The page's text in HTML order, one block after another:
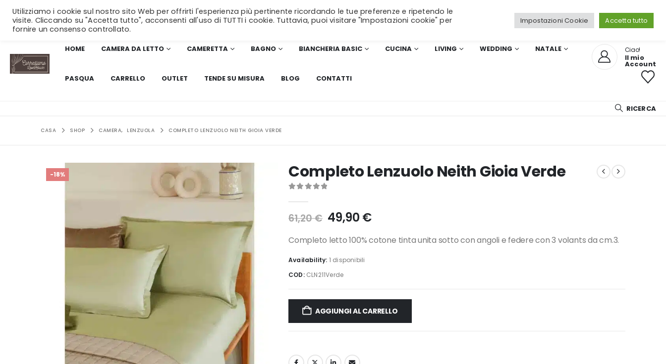
SPEDIZIONE GRATUITAper ordini superiori a 99€!
HOME CAMERA DA LETTO CAMERETTA BAGNO BIANCHERIA BASIC CUCINA LIVING WEDDING NATALE
PASQUA CARRELLO OUTLET TENDE SU MISURA BLOG CONTATTI
Ciao!
Il mio
Account
RICERCA
CASA SHOP CAMERA, LENZUOLA COMPLETO LENZUOLO NEITH GIOIA VERDE
-18% Completo Lenzuolo Neith Gioia Verde
61,20€ Il
prezzo
originale
61,20 €.
49,90 €Il
attuale
Completo letto 100% cotone tinta unita sotto con angoli e federe con 3 volants da cm.3.
Availability: 1 disponibili
COD: CLN211Verde
AGGIUNGI AL CARRELLO
Utilizziamo i cookie sul nostro sito Web per offrirti l'esperienza più pertinente ricordando le tue preferenze e ripetendo le
visite. Cliccando su "Accetta tutto", acconsenti all'uso di TUTTI i cookie. Tuttavia, puoi visitare "Impostazioni cookie" per
fornire un consenso controllato.
Impostazioni Cookie Accetta tutto